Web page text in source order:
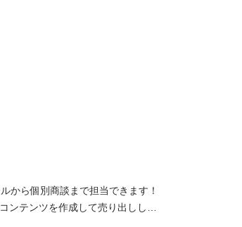
ら個別商談まで担当できます！
テンツを作成して売り出ししま